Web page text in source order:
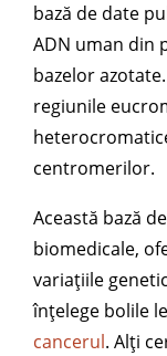
bază de date
ADN uman din
bazelor
regiunile
centromerilor.
Această bază
biomedicale,
variațiile
înțelege bolile
cancerul. Alți